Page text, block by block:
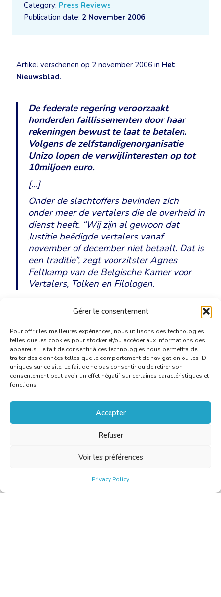
Gérer le consentement
Pour offrir les meilleures expériences, nous utilisons des technologies
telles que les cookies pour stocker et/ou accéder aux informations des
appareils. Le fait de consentir à ces technologies nous permettra de
traiter des données telles que le comportement de navigation ou les ID
uniques sur ce site. Le fait de ne pas consentir ou de retirer son
consentement peut avoir un effet négatif sur certaines caractéristiques et
fonctions.
Accepter
Refuser
Voir les préférences
Privacy Policy
Category: Press Reviews
Publication date: 2 November 2006
Artikel verschenen op 2 november 2006 in Het
Nieuwsblad.
De federale regering veroorzaakt
honderden faillissementen door haar
rekeningen bewust te laat te betalen.
Volgens de zelfstandigenorganisatie
Unizo lopen de verwijlinteresten op tot
10miljoen euro.
[…]
Onder de slachtoffers bevinden zich
onder meer de vertalers die de overheid in
dienst heeft. “Wij zijn al gewoon dat
Justitie beëdigde vertalers vanaf
november of december niet betaalt. Dat is
een traditie”, zegt voorzitster Agnes
Feltkamp van de Belgische Kamer voor
Vertalers, Tolken en Filologen.
Lees het artikel op de website van Het Nieuwsblad.